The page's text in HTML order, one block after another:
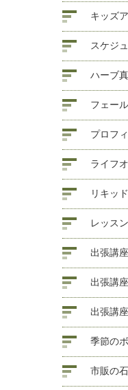
キッズ
スケジ
ハーブ
フェー
プロフ
ライフ
リキッ
レッス
出張講
出張講
出張講
季節の
市販の